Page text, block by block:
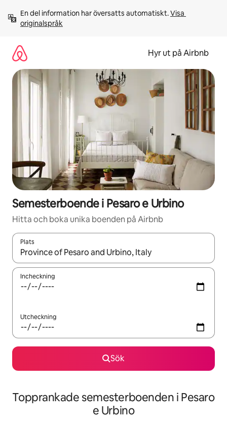
innehåll
En del information har översatts automatiskt. Visa
originalspråk
Hyr ut på Airbnb
Semesterboende i Pesaro e Urbino
Hitta och boka unika boenden på Airbnb
Plats
När resultaten är tillgängliga kan du navigera med upp- och
Incheckning
Utcheckning
Sök
Topprankade semesterboenden i Pesaro
e Urbino